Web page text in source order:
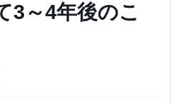
3～4年後のこ